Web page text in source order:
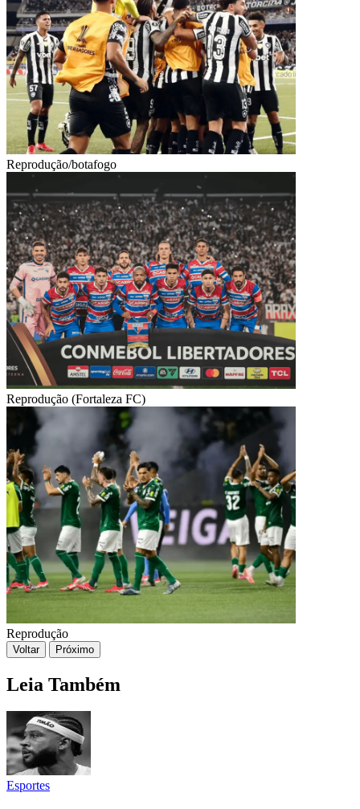
Reprodução/botafogo
Reprodução (Fortaleza FC)
Reprodução
Voltar Próximo
Leia Também
Esportes